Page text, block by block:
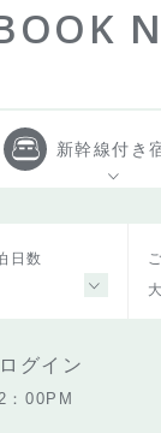
新幹線付き
日数
グイン
：00PM